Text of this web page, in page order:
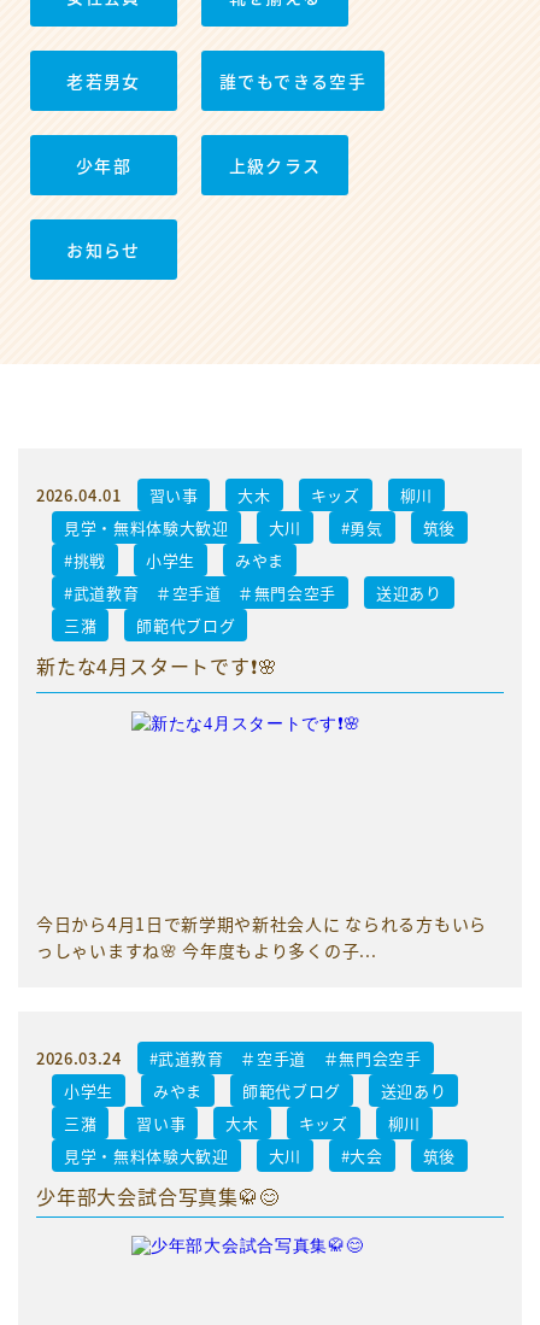
老若男女 誰でもできる空手
少年部 上級クラス
お知らせ
2026.04.01 習い事 大木 キッズ
柳川
見学・無料体験大歓迎
大川 #勇気
筑後
#挑戦
小学生
みやま
#武道教育 ＃空手道 ＃無門会空手
送迎あり
三潴
師範代ブログ
新たな4月スタートです❗️🌸
今日から4月1日で新学期や新社会人に なられる方もいら
っしゃいますね🌸 今年度もより多くの子...
2026.03.24
#武道教育 ＃空手道 ＃無門会空手
小学生
みやま 師範代ブログ
送迎あり
三潴
習い事 大木 キッズ
柳川
見学・無料体験大歓迎
大川 #大会 筑後
少年部大会試合写真集🥋😊